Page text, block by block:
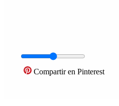
Compartir en Pinterest